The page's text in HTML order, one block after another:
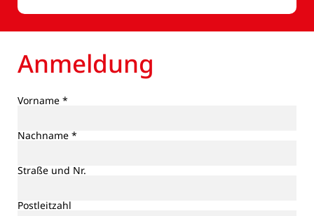
Anmeldung
Vorname *
Nachname *
Straße und Nr.
Postleitzahl